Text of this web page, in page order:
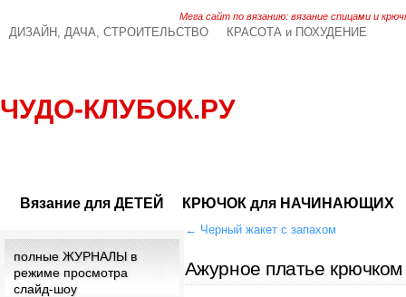
Мега сайт по вязанию: вязание спицами и
ДИЗАЙН, ДАЧА, СТРОИТЕЛЬСТВО КРАСОТА и ПОХУДЕНИЕ
ЧУДО-КЛУБОК.РУ
Вязание для ДЕТЕЙ КРЮЧОК для НАЧИНАЮЩИХ
← Черный жакет с запахом
Ажурное платье крючком
полные ЖУРНАЛЫ в
режиме просмотра
слайд-шоу